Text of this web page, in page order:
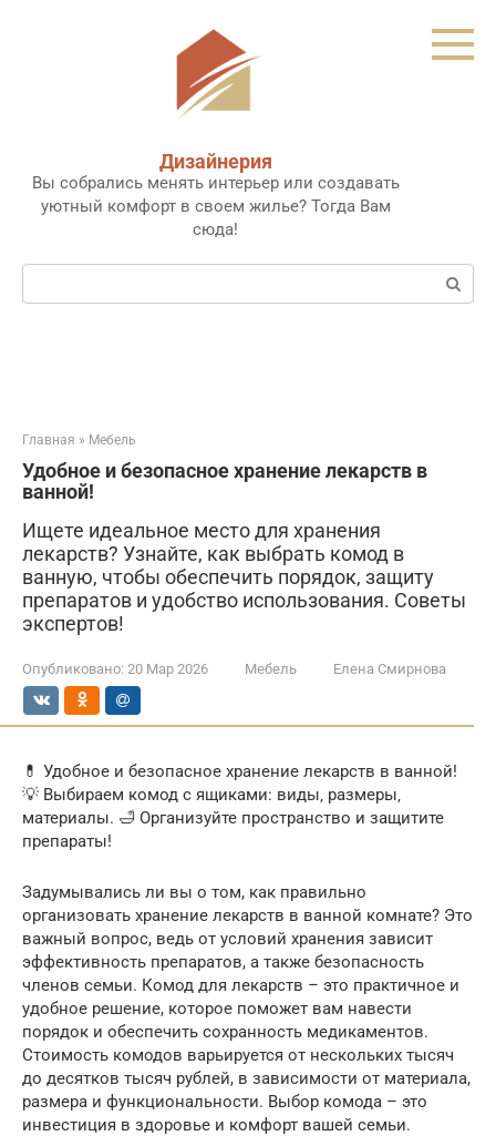
Дизайнерия
Вы собрались менять интерьер или создавать
уютный комфорт в своем жилье? Тогда Вам
сюда!
Поиск:
Главная » Мебель
Удобное и безопасное хранение лекарств в
ванной!
Ищете идеальное место для хранения
лекарств? Узнайте, как выбрать комод в
ванную, чтобы обеспечить порядок, защиту
препаратов и удобство использования. Советы
экспертов!
Опубликовано: 20 Мар 2026 Мебель Елена Смирнова
💊 Удобное и безопасное хранение лекарств в ванной!
💡 Выбираем комод с ящиками: виды‚ размеры‚
материалы. 🛁 Организуйте пространство и защитите
препараты!
Задумывались ли вы о том, как правильно
организовать хранение лекарств в ванной комнате? Это
важный вопрос, ведь от условий хранения зависит
эффективность препаратов, а также безопасность
членов семьи. Комод для лекарств – это практичное и
удобное решение, которое поможет вам навести
порядок и обеспечить сохранность медикаментов.
Стоимость комодов варьируется от нескольких тысяч
до десятков тысяч рублей, в зависимости от материала,
размера и функциональности. Выбор комода – это
инвестиция в здоровье и комфорт вашей семьи.